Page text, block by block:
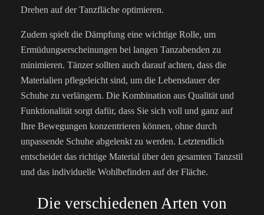
Drehen auf der Tanzfläche optimieren.
Zudem spielt die Dämpfung eine wichtige Rolle, um
Ermüdungserscheinungen bei langen Tanzabenden zu
minimieren. Tänzer sollten auch darauf achten, dass die
Materialien pflegeleicht sind, um die Lebensdauer der
Schuhe zu verlängern. Die Kombination aus Qualität und
Funktionalität sorgt dafür, dass Sie sich voll und ganz auf
Ihre Bewegungen konzentrieren können, ohne durch
unpassende Schuhe abgelenkt zu werden. Letztendlich
entscheidet das richtige Material über den gesamten Tanzstil
und das individuelle Wohlbefinden auf der Fläche.
Die verschiedenen Arten von